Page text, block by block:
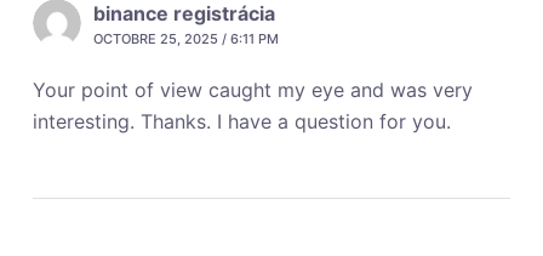
binance registrácia
OCTOBRE 25, 2025 / 6:11 PM
Your point of view caught my eye and was very
interesting. Thanks. I have a question for you.